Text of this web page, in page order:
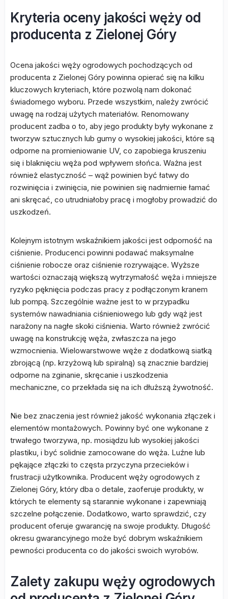
Kryteria oceny jakości węży od
producenta z Zielonej Góry
Ocena jakości węży ogrodowych pochodzących od
producenta z Zielonej Góry powinna opierać się na kilku
kluczowych kryteriach, które pozwolą nam dokonać
świadomego wyboru. Przede wszystkim, należy zwrócić
uwagę na rodzaj użytych materiałów. Renomowany
producent zadba o to, aby jego produkty były wykonane z
tworzyw sztucznych lub gumy o wysokiej jakości, które są
odporne na promieniowanie UV, co zapobiega kruszeniu
się i blaknięciu węża pod wpływem słońca. Ważna jest
również elastyczność – wąż powinien być łatwy do
rozwinięcia i zwinięcia, nie powinien się nadmiernie łamać
ani skręcać, co utrudniałoby pracę i mogłoby prowadzić do
uszkodzeń.
Kolejnym istotnym wskaźnikiem jakości jest odporność na
ciśnienie. Producenci powinni podawać maksymalne
ciśnienie robocze oraz ciśnienie rozrywające. Wyższe
wartości oznaczają większą wytrzymałość węża i mniejsze
ryzyko pęknięcia podczas pracy z podłączonym kranem
lub pompą. Szczególnie ważne jest to w przypadku
systemów nawadniania ciśnieniowego lub gdy wąż jest
narażony na nagłe skoki ciśnienia. Warto również zwrócić
uwagę na konstrukcję węża, zwłaszcza na jego
wzmocnienia. Wielowarstwowe węże z dodatkową siatką
zbrojącą (np. krzyżową lub spiralną) są znacznie bardziej
odporne na zginanie, skręcanie i uszkodzenia
mechaniczne, co przekłada się na ich dłuższą żywotność.
Nie bez znaczenia jest również jakość wykonania złączek i
elementów montażowych. Powinny być one wykonane z
trwałego tworzywa, np. mosiądzu lub wysokiej jakości
plastiku, i być solidnie zamocowane do węża. Luźne lub
pękające złączki to częsta przyczyna przecieków i
frustracji użytkownika. Producent węży ogrodowych z
Zielonej Góry, który dba o detale, zaoferuje produkty, w
których te elementy są starannie wykonane i zapewniają
szczelne połączenie. Dodatkowo, warto sprawdzić, czy
producent oferuje gwarancję na swoje produkty. Długość
okresu gwarancyjnego może być dobrym wskaźnikiem
pewności producenta co do jakości swoich wyrobów.
Zalety zakupu węży ogrodowych